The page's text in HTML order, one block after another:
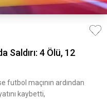
Saldırı: 4 Ölü, 12
futbol maçının ardından
kaybetti,